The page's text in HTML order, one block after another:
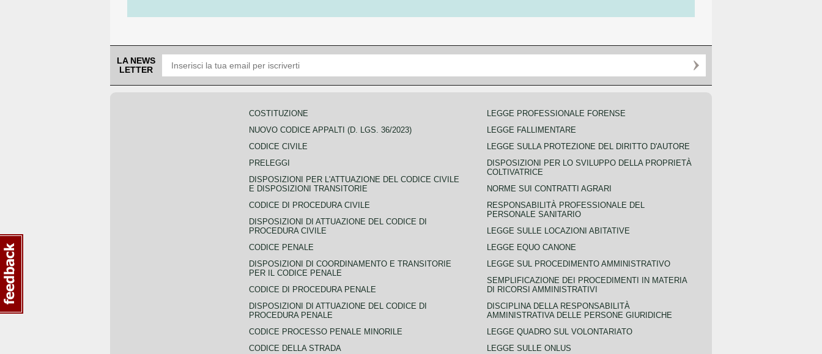
LA NEWS
LETTER
COSTITUZIONE
NUOVO CODICE APPALTI (D. LGS. 36/2023)
CODICE CIVILE
PRELEGGI
DISPOSIZIONI PER L'ATTUAZIONE DEL CODICE CIVILE
E DISPOSIZIONI TRANSITORIE
CODICE DI PROCEDURA CIVILE
DISPOSIZIONI DI ATTUAZIONE DEL CODICE DI
PROCEDURA CIVILE
CODICE PENALE
DISPOSIZIONI DI COORDINAMENTO E TRANSITORIE
PER IL CODICE PENALE
CODICE DI PROCEDURA PENALE
DISPOSIZIONI DI ATTUAZIONE DEL CODICE DI
PROCEDURA PENALE
CODICE PROCESSO PENALE MINORILE
CODICE DELLA STRADA
LEGGE PROFESSIONALE FORENSE
LEGGE FALLIMENTARE
LEGGE SULLA PROTEZIONE DEL DIRITTO D'AUTORE
DISPOSIZIONI PER LO SVILUPPO DELLA PROPRIETÀ
COLTIVATRICE
NORME SUI CONTRATTI AGRARI
RESPONSABILITÀ PROFESSIONALE DEL
PERSONALE SANITARIO
LEGGE SULLE LOCAZIONI ABITATIVE
LEGGE EQUO CANONE
LEGGE SUL PROCEDIMENTO AMMINISTRATIVO
SEMPLIFICAZIONE DEI PROCEDIMENTI IN MATERIA
DI RICORSI AMMINISTRATIVI
DISCIPLINA DELLA RESPONSABILITÀ
AMMINISTRATIVA DELLE PERSONE GIURIDICHE
LEGGE QUADRO SUL VOLONTARIATO
LEGGE SULLE ONLUS